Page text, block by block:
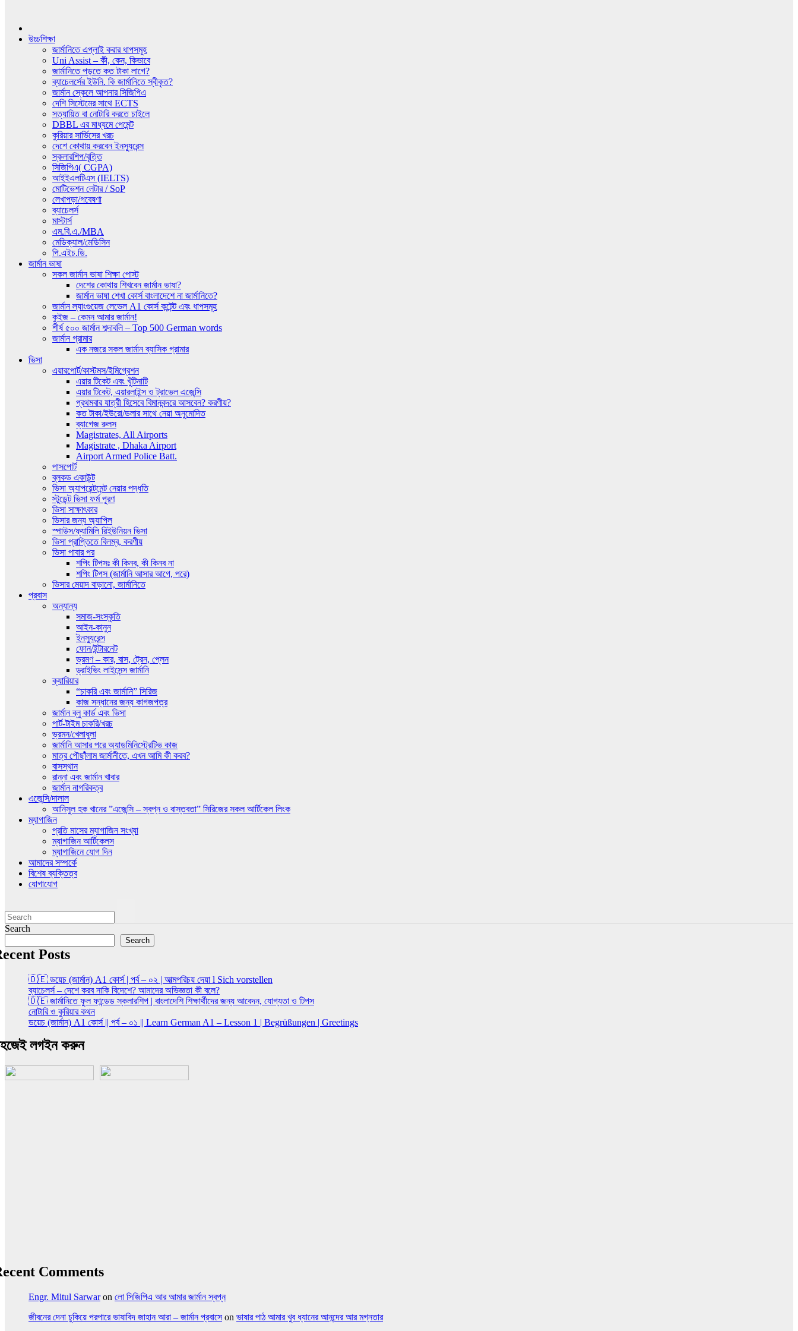
উচ্চশিক্ষা
জার্মানিতে এপ্লাই করার ধাপসমূহ
Uni Assist – কী, কেন, কিভাবে
জার্মানিতে পড়তে কত টাকা লাগে?
ব্যাচেলর্সের ইউনি. কি জার্মানিতে স্বীকৃত?
জার্মান স্কেলে আপনার সিজিপিএ
দেশি সিস্টেমের সাথে ECTS
সত্যায়িত বা নোটারি করতে চাইলে
DBBL এর মাধ্যমে পেমেন্ট
কুরিয়ার সার্ভিসের খরচ
দেশে কোথায় করবেন ইনস্যুরেন্স
স্কলারশিপ/বৃত্তি
সিজিপিএ( CGPA)
আইইএলটিএস (IELTS)
মোটিভেশন লেটার / SoP
লেখাপড়া/গবেষণা
ব্যাচেলর্স
মাস্টার্স
এম.বি.এ./MBA
মেডিক্যাল/মেডিসিন
পি.এইচ.ডি.
জার্মান ভাষা
সকল জার্মান ভাষা শিক্ষা পোস্ট
দেশের কোথায় শিখবেন জার্মান ভাষা?
জার্মান ভাষা শেখা কোর্স বাংলাদেশে না জার্মানিতে?
জার্মান ল্যাংগুয়েজ লেভেল A1 কোর্স কন্টেন্ট এবং ধাপসমূহ
কুইজ – কেমন আমার জার্মান!
শীর্ষ ৫০০ জার্মান শব্দাবলি – Top 500 German words
জার্মান গ্রামার
এক নজরে সকল জার্মান ব্যাসিক গ্রামার
ভিসা
এয়ারপোর্ট/কাস্টমস/ইমিগ্রেশন
এয়ার টিকেট এবং খুঁটিনাটি
এয়ার টিকেট, এয়ারলাইন্স ও ট্রাভেল এজেন্সি
প্রথমবার যাত্রী হিসেবে বিমানবন্দরে আসবেন? করণীয়?
কত টাকা/ইউরো/ডলার সাথে নেয়া অনুমোদিত
ব্যাগেজ রুলস
Magistrates, All Airports
Magistrate , Dhaka Airport
Airport Armed Police Batt.
পাসপোর্ট
ব্লকড একাউন্ট
ভিসা অ্যাপয়েন্টমেন্ট নেয়ার পদ্ধতি
স্টুডেন্ট ভিসা ফর্ম পূরণ
ভিসা সাক্ষাৎকার
ভিসার জন্য অ্যাপিল
স্পাউস/ফ্যামিলি রিইউনিয়ন ভিসা
ভিসা প্রাপ্তিতে বিলম্ব, করণীয়
ভিসা পাবার পর
শপিং টিপসঃ কী কিনব, কী কিনব না
শপিং টিপস (জার্মানি আসার আগে, পরে)
ভিসার মেয়াদ বাড়ানো, জার্মানিতে
প্রবাস
অন্যান্য
সমাজ-সংস্কৃতি
আইন-কানুন
ইনস্যুরেন্স
ফোন/ইন্টারনেট
ভ্রমণ – কার, বাস, ট্রেন, প্লেন
ড্রাইভিং লাইসেন্স জার্মানি
ক্যারিয়ার
“চাকরি এবং জার্মানি” সিরিজ
কাজ সন্ধানের জন্য কাগজপত্র
জার্মান ব্লু কার্ড এবং ভিসা
পার্ট-টাইম চাকরি/খরচ
ভ্রমন/খেলাধুলা
জার্মানি আসার পরে অ্যাডমিনিস্ট্রেটিভ কাজ
মাত্র পৌছাঁঁলাম জার্মানীতে, এখন আমি কী করব?
বাসস্থান
রান্না এবং জার্মান খাবার
জার্মান নাগরিকত্ব
এজেন্সি/দালাল
আনিসুল হক খানের ”এজেন্সি – স্বপ্ন ও বাস্তবতা” সিরিজের সকল আর্টিকেল লিংক
ম্যাগাজিন
প্রতি মাসের ম্যাগাজিন সংখ্যা
ম্যাগাজিন আর্টিকেলস
ম্যাগাজিনে যোগ দিন
আমাদের সম্পর্কে
বিশেষ ব্যক্তিত্ব
যোগাযোগ
Search
Search
Posts
🇩🇪 ডয়েচ (জার্মান) A1 কোর্স | পর্ব – ০২ | আত্মপরিচয় দেয়া l Sich vorstellen
ব্যাচেলর্স – দেশে করব নাকি বিদেশে? আমাদের অভিজ্ঞতা কী বলে?
🇩🇪 জার্মানিতে ফুল ফান্ডেড স্কলারশিপ | বাংলাদেশি শিক্ষার্থীদের জন্য আবেদন, যোগ্যতা ও টিপস
নোটারি ও কুরিয়ার কথন
ডয়েচ (জার্মান) A1 কোর্স || পর্ব – ০১ || Learn German A1 – Lesson 1 | Begrüßungen | Greetings
লগইন করুন
Comments
Engr. Mitul Sarwaron লো সিজিপিএ আর আমার জার্মান স্বপ্ন
জীবনের দেনা চুকিয়ে পরপারে ভাষাবিদ জাহান আরা – জার্মান প্রবাসেon ভাষার পাঠ আমার খুব ধ্যানের আনন্দের আর মগ্নতার